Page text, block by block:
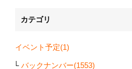
カテゴリ
イベント予定(1)
バックナンバー(1553)